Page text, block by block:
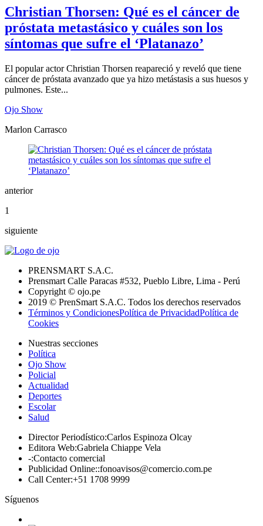
Christian Thorsen: Qué es el cáncer de
próstata metastásico y cuáles son los
síntomas que sufre el ‘Platanazo’
El popular actor Christian Thorsen reapareció y reveló que tiene
cáncer de próstata avanzado que ya hizo metástasis a sus huesos y
pulmones. Este...
Ojo Show
Marlon Carrasco
anterior
1
siguiente
PRENSMART S.A.C.
Prensmart Calle Paracas #532, Pueblo Libre, Lima - Perú
Copyright © ojo.pe
2019 © PrenSmart S.A.C. Todos los derechos reservados
Términos y CondicionesPolítica de PrivacidadPolítica de
Cookies
Nuestras secciones
Política
Ojo Show
Policial
Actualidad
Deportes
Escolar
Salud
Director Periodístico:Carlos Espinoza Olcay
Editora Web:Gabriela Chiappe Vela
-:Contacto comercial
Publicidad Online::fonoavisos@comercio.com.pe
Call Center:+51 1708 9999
Síguenos